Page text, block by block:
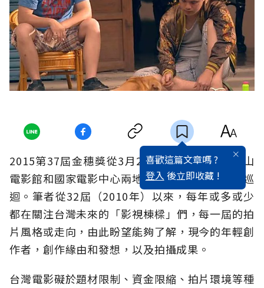
喜歡這篇文章嗎 ?
登入 後立即收藏 !
2015第37屆金穗獎從3月20日至29日在台北華山
電影館和國家電影中心兩地舉行，之後再做全台巡
迴。筆者從32屆（2010年）以來，每年或多或少
都在關注台灣未來的「影視棟樑」們，每一屆的拍
片風格或走向，由此盼望能夠了解，現今的年輕創
作者，創作緣由和發想，以及拍攝成果。
台灣電影礙於題材限制、資金限縮、拍片環境等種